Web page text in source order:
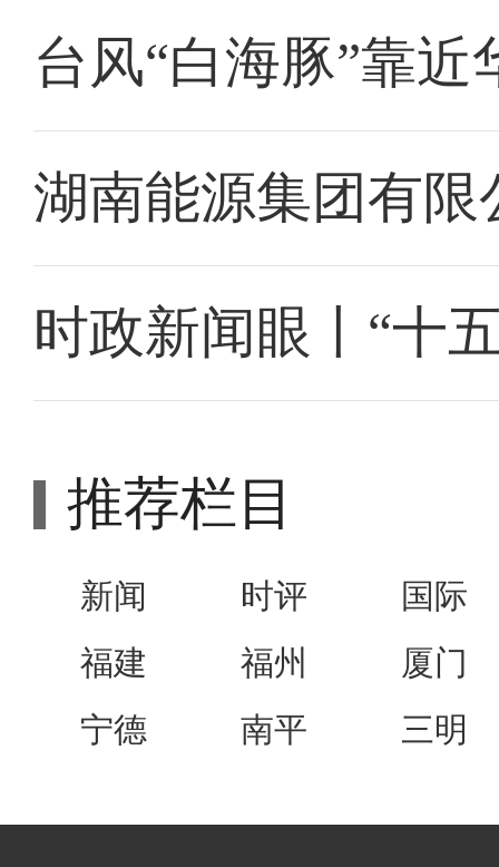
台风“白海豚”靠近
湖南能源集团有
时政新闻眼丨“十
推荐栏目
新闻 时评
国际
福建
福州
厦门
宁德
南平 三明